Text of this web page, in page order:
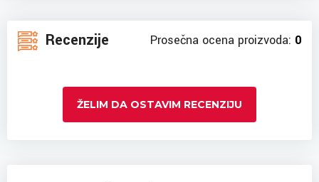
Recenzije Prosečna ocena proizvoda: 0
ŽELIM DA OSTAVIM RECENZIJU